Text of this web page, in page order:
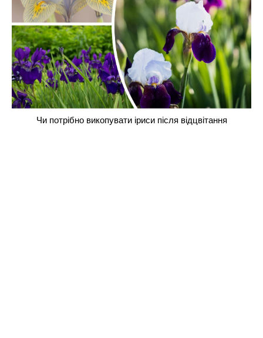
Чи потрібно викопувати іриси після відцвітання